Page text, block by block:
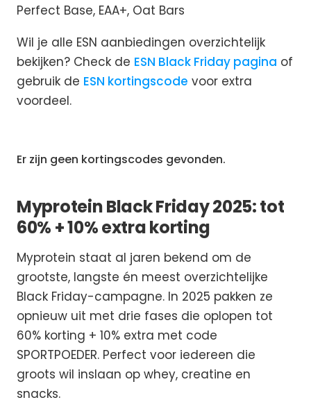
Perfect Base, EAA+, Oat Bars
Wil je alle ESN aanbiedingen overzichtelijk
bekijken? Check de ESN Black Friday pagina of
gebruik de ESN kortingscode voor extra
voordeel.
Er zijn geen kortingscodes gevonden.
Myprotein Black Friday 2025: tot
60% + 10% extra korting
Myprotein staat al jaren bekend om de
grootste, langste én meest overzichtelijke
Black Friday-campagne. In 2025 pakken ze
opnieuw uit met drie fases die oplopen tot
60% korting + 10% extra met code
SPORTPOEDER. Perfect voor iedereen die
groots wil inslaan op whey, creatine en
snacks.